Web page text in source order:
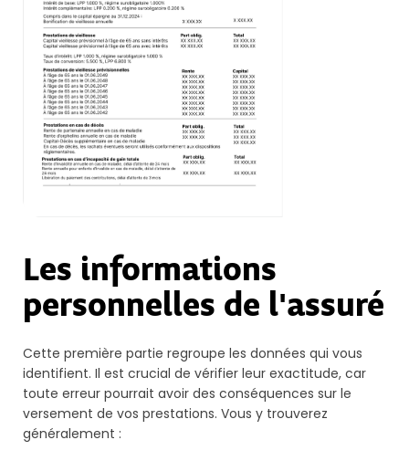
Les informations
personnelles de l'assuré
Cette première partie regroupe les données qui vous
identifient. Il est crucial de vérifier leur exactitude, car
toute erreur pourrait avoir des conséquences sur le
versement de vos prestations. Vous y trouverez
généralement :